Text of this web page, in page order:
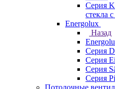
Серия
стекла
Energolux
Назад
Серия
Серия
Серия
Серия
Потолочные